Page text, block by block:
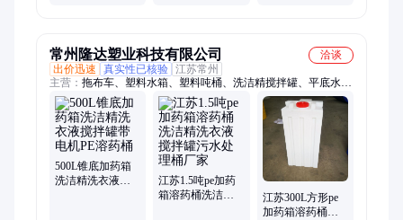
常州隆达塑业科技有限公司
洽谈
出价迅速
真实性已核验 江苏常州
主营： 拖布车、塑料水箱、塑料吨桶、洗洁精搅拌罐、平底水
箱、塑料圆桶、方形加药箱、平底塑料储罐、合成复配设备
500L锥底加药箱
洗洁精洗衣液搅
江苏1.5吨pe加药
箱溶药桶洗洁精
江苏300L方形pe
加药箱溶药桶洗